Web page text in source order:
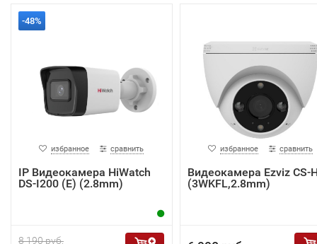
-48%
избранное сравнить
IP Видеокамера HiWatch
DS-I200 (E) (2.8mm)
8 190 руб.
избранное сравнить
Видеокамера Ezviz CS-
(3WKFL,2.8mm)